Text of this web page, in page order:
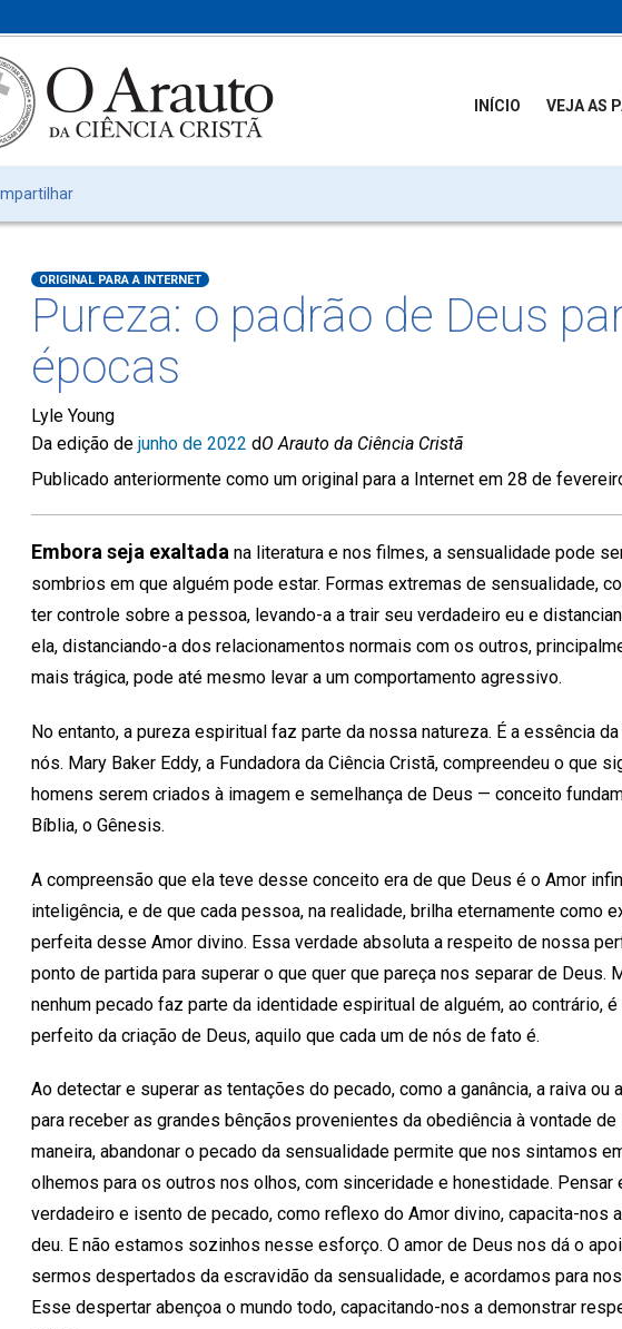
INÍCIO VEJA AS
ORIGINAL PARA A INTERNET
Pureza: o padrão de Deus
épocas
Lyle Young
Da edição de junho de 2022 dO Arauto da Ciência Cristã
Publicado anteriormente como um original para a Internet em 28 de
Embora seja exaltada na literatura e nos filmes, a sensualidade pode
sombrios em que alguém pode estar. Formas extremas de sensualidade,
ter controle sobre a pessoa, levando-a a trair seu verdadeiro eu e
ela, distanciando-a dos relacionamentos normais com os outros,
mais trágica, pode até mesmo levar a um comportamento agressivo.
No entanto, a pureza espiritual faz parte da nossa natureza. É a essência
nós. Mary Baker Eddy, a Fundadora da Ciência Cristã, compreendeu o que
homens serem criados à imagem e semelhança de Deus — conceito
Bíblia, o Gênesis.
A compreensão que ela teve desse conceito era de que Deus é o Amor
inteligência, e de que cada pessoa, na realidade, brilha eternamente como
perfeita desse Amor divino. Essa verdade absoluta a respeito de nossa
ponto de partida para superar o que quer que pareça nos separar de Deus.
nenhum pecado faz parte da identidade espiritual de alguém, ao contrário,
perfeito da criação de Deus, aquilo que cada um de nós de fato é.
Ao detectar e superar as tentações do pecado, como a ganância, a raiva
para receber as grandes bênçãos provenientes da obediência à vontade
maneira, abandonar o pecado da sensualidade permite que nos sintamos
olhemos para os outros nos olhos, com sinceridade e honestidade.
verdadeiro e isento de pecado, como reflexo do Amor divino, capacita-nos
deu. E não estamos sozinhos nesse esforço. O amor de Deus nos dá o
sermos despertados da escravidão da sensualidade, e acordamos para
Esse despertar abençoa o mundo todo, capacitando-nos a demonstrar